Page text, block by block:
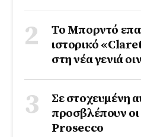
Το Μπορντό
ιστορικό
στη νέα γενιά
Σε στοχευμένη
προσβλέπουν
Prosecco